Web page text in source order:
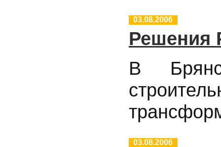
03.08.2006
Решения
В
03.08.2006